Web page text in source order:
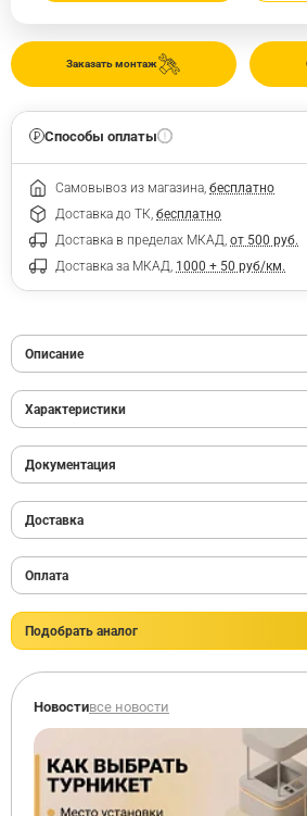
Заказать монтаж
Способы оплаты
Самовывоз из магазина, бесплатно
Доставка до ТК, бесплатно
Доставка в пределах МКАД, от 500 руб.
Доставка за МКАД, 1000 + 50 руб/км.
Описание
Характеристики
Документация
Доставка
Оплата
Подобрать аналог
Новостивсе новости